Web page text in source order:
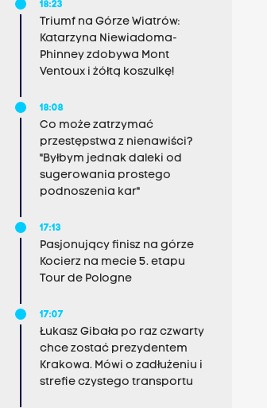
18:23
Triumf na Górze Wiatrów:
Katarzyna Niewiadoma-
Phinney zdobywa Mont
Ventoux i żółtą koszulkę!
18:08
Co może zatrzymać
przestępstwa z nienawiści?
"Byłbym jednak daleki od
sugerowania prostego
podnoszenia kar"
17:13
Pasjonujący finisz na górze
Kocierz na mecie 5. etapu
Tour de Pologne
17:07
Łukasz Gibała po raz czwarty
chce zostać prezydentem
Krakowa. Mówi o zadłużeniu i
strefie czystego transportu